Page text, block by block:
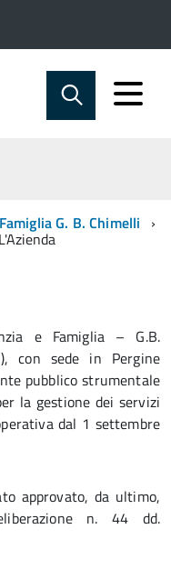
G. B. Chimelli
L'Azienda
e Famiglia – G.B.
con sede in Pergine
pubblico strumentale
la gestione dei servizi
dal 1 settembre
approvato, da ultimo,
n. 44 dd.